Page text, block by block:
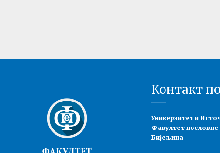
Контакт
Универзитет и
Факултет пословне
Бијељина